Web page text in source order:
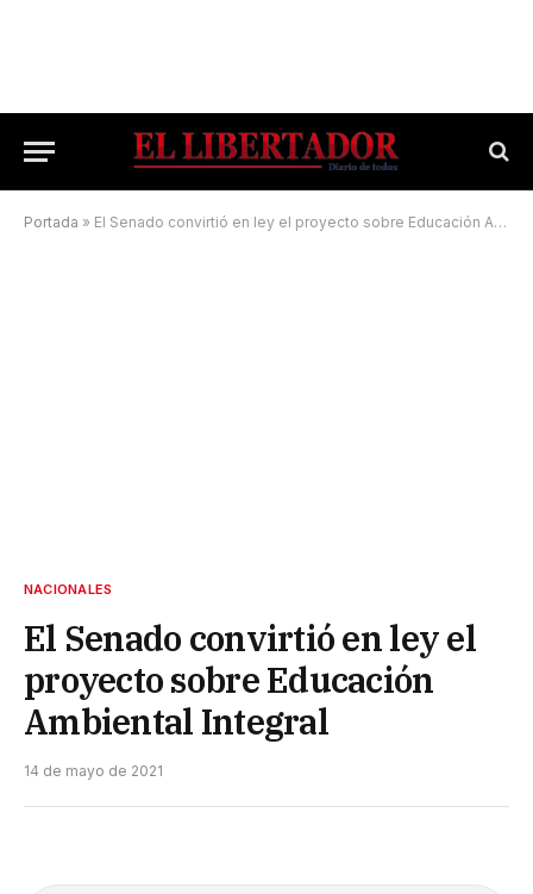
Portada » El Senado convirtió en ley el proyecto sobre Educación Ambiental Integral
NACIONALES
El Senado convirtió en ley el
proyecto sobre Educación
Ambiental Integral
14 de mayo de 2021